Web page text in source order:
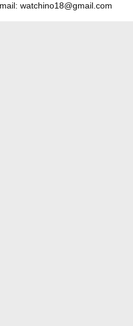
watchino18@gmail.com